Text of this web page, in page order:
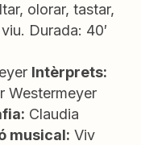
olorar, tastar,
Durada: 40′
Intèrprets:
Westermeyer
Claudia
musical: Viv